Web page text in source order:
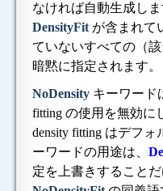
なければ自動生成しま
DensityFit が含まれて
ていないすべての（
暗黙に指定されます。
NoDensity キーワード
fitting の使用を無効に
density fitting はデフ
ーワードの用途は、
定を上書きすることだ